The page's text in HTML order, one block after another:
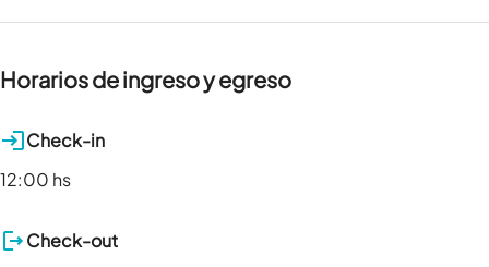
Horarios de ingreso y egreso
Check-in
12:00 hs
Check-out